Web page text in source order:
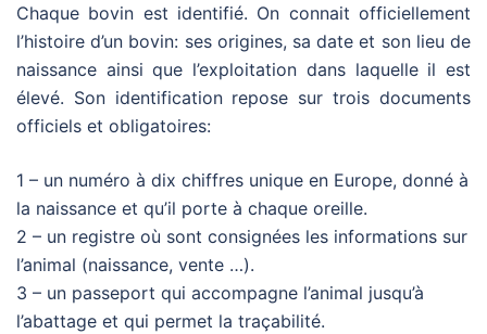
Chaque bovin est identifié. On connait officiellement
l’histoire d’un bovin: ses origines, sa date et son lieu de
naissance ainsi que l’exploitation dans laquelle il est
élevé. Son identification repose sur trois documents
officiels et obligatoires:
1 – un numéro à dix chiffres unique en Europe, donné à
la naissance et qu’il porte à chaque oreille.
2 – un registre où sont consignées les informations sur
l’animal (naissance, vente …).
3 – un passeport qui accompagne l’animal jusqu’à
l’abattage et qui permet la traçabilité.